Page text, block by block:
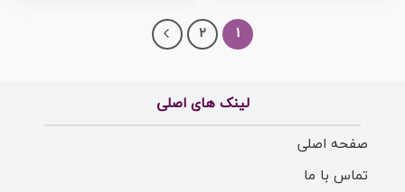
1
2
لینک های اصلی
صفحه اصلی
تماس با ما